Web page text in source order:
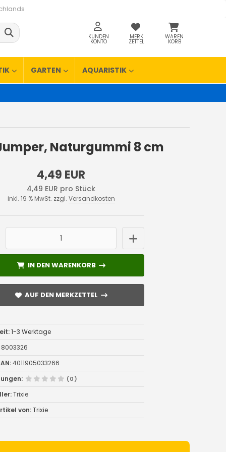
KUNDEN
KONTO
MERK
ZETTEL
WAREN
KORB
GARTEN AQUARISTIK
Naturgummi 8 cm
4,49 EUR
4,49 EUR pro Stück
inkl. 19 % MwSt. zzgl. Versandkosten
IN DEN WARENKORB
IN DEN WARENKORB
AUF DEN MERKZETTEL
AUF DEN MERKZETTEL
1-3 Werktage
8003326
4011905033266
(0)
Trixie
von:Trixie